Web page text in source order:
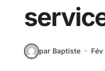
par Baptiste